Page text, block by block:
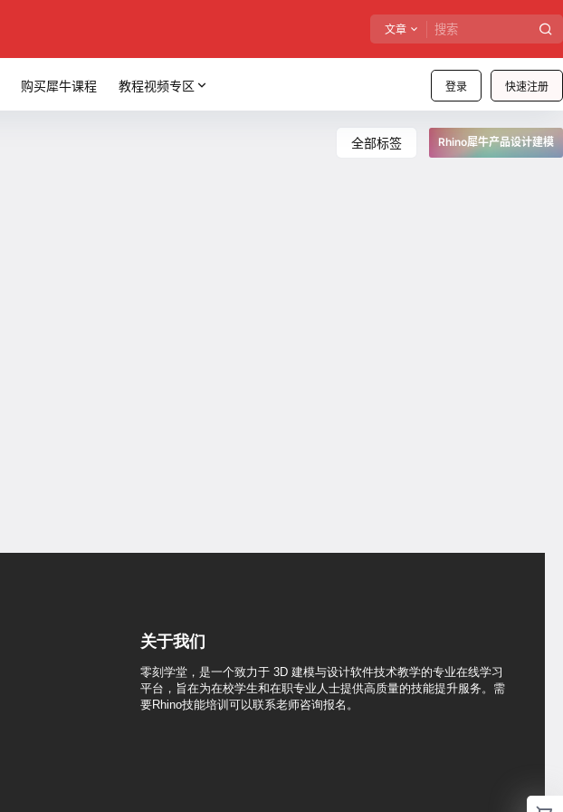
文章
登录 快速注册
购买犀牛课程 教程视频专区
全部标签 Rhino犀牛产品设计建模
关于我们
零刻学堂，是一个致力于 3D 建模与设计软件技术教学的专业在线学习
平台，旨在为在校学生和在职专业人士提供高质量的技能提升服务。需
要Rhino技能培训可以联系老师咨询报名。